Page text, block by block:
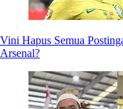
Vini Hapus Semua
Arsenal?